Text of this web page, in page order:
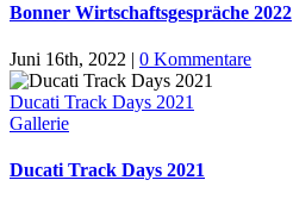
Bonner Wirtschaftsgespräche 2022
Juni 16th, 2022 | 0 Kommentare
Ducati Track Days 2021
Gallerie
Ducati Track Days 2021